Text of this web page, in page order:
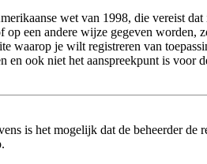
wet van 1998, die vereist
een andere wijze gegeven worden,
je wilt registreren van
ook niet het aanspreekpunt is voor
is het mogelijk dat de beheerder